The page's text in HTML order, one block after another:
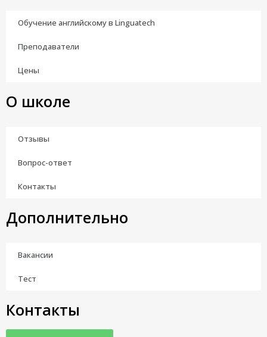
Обучение английскому в Linguatech
Преподаватели
Цены
О школе
Отзывы
Вопрос-ответ
Контакты
Дополнительно
Вакансии
Тест
Контакты